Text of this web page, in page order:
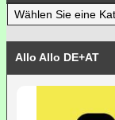
Allo Allo DE+AT